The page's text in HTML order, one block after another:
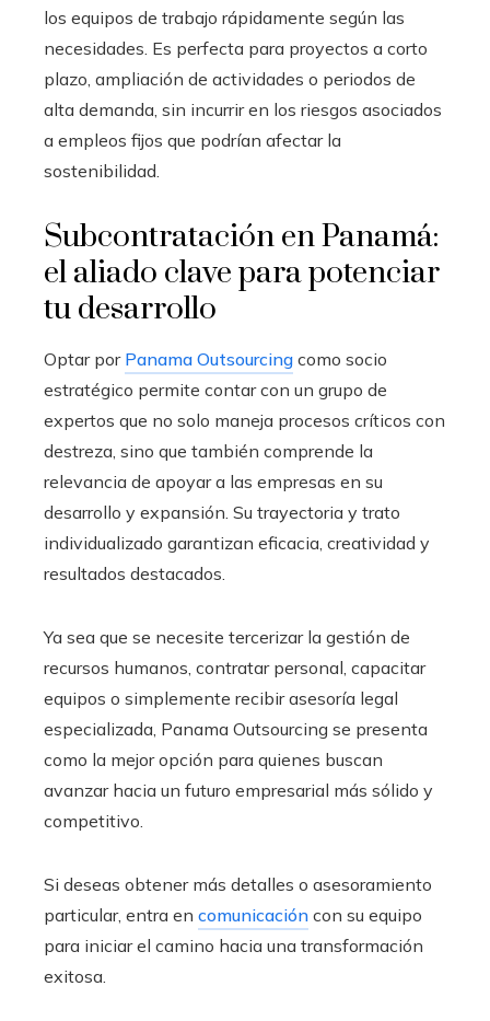
los equipos de trabajo rápidamente según las
necesidades. Es perfecta para proyectos a corto
plazo, ampliación de actividades o periodos de
alta demanda, sin incurrir en los riesgos asociados
a empleos fijos que podrían afectar la
sostenibilidad.
Subcontratación en Panamá:
el aliado clave para potenciar
tu desarrollo
Optar por Panama Outsourcing como socio
estratégico permite contar con un grupo de
expertos que no solo maneja procesos críticos con
destreza, sino que también comprende la
relevancia de apoyar a las empresas en su
desarrollo y expansión. Su trayectoria y trato
individualizado garantizan eficacia, creatividad y
resultados destacados.
Ya sea que se necesite tercerizar la gestión de
recursos humanos, contratar personal, capacitar
equipos o simplemente recibir asesoría legal
especializada, Panama Outsourcing se presenta
como la mejor opción para quienes buscan
avanzar hacia un futuro empresarial más sólido y
competitivo.
Si deseas obtener más detalles o asesoramiento
particular, entra en comunicación con su equipo
para iniciar el camino hacia una transformación
exitosa.